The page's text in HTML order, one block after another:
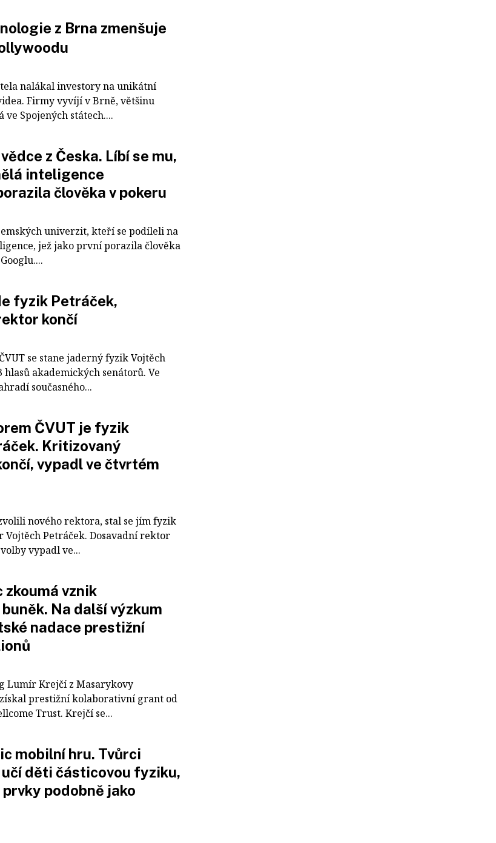
z Brna zmenšuje
nalákal investory na unikátní
Firmy vyvíjí v Brně, většinu
ve Spojených státech....
z Česka. Líbí se mu,
inteligence
člověka v pokeru
univerzit, kteří se podíleli na
jež jako první porazila člověka
fyzik Petráček,
končí
se stane jaderný fyzik Vojtěch
hlasů akademických senátorů. Ve
současného...
ČVUT je fyzik
Kritizovaný
vypadl ve čtvrtém
nového rektora, stal se jím fyzik
Petráček. Dosavadní rektor
vypadl ve...
zkoumá vznik
Na další výzkum
nadace prestižní
Lumír Krejčí z Masarykovy
prestižní kolaborativní grant od
Trust. Krejčí se...
mobilní hru. Tvůrci
děti částicovou fyziku,
podobně jako